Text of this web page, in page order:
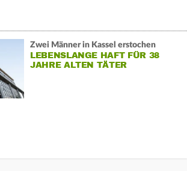
Zwei Männer in Kassel erstochen
LEBENSLANGE HAFT FÜR 38
JAHRE ALTEN TÄTER